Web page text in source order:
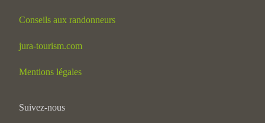
Conseils aux randonneurs
jura-tourism.com
Mentions légales
Suivez-nous